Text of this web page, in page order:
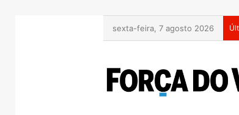
sexta-feira, 7 agosto 2026